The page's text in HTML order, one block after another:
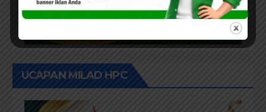
UCAPAN MILAD HPC